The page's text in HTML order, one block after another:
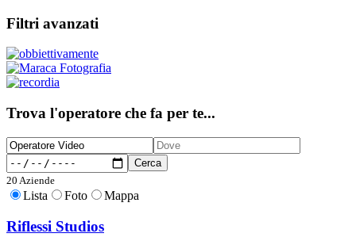
Filtri avanzati
Trova l'operatore che fa per te...
Cerca
20 Aziende
Lista Foto Mappa
Riflessi Studios